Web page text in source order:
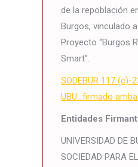
de la repoblación
Burgos, vinculado
Proyecto “Burgos
Smart”.
SODEBUR 117 (c)-
UBU_firmado
Entidades
UNIVERSIDAD DE
SOCIEDAD PARA